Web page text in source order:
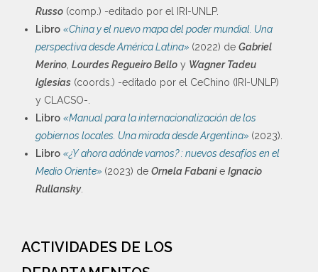
Russo (comp.) -editado por el IRI-UNLP.
Libro «China y el nuevo mapa del poder mundial. Una
perspectiva desde América Latina» (2022) de Gabriel
Merino Lourdes Regueiro Bello y Wagner Tadeu
Iglesias (coords.) -editado por el CeChino (IRI-UNLP)
y CLACSO-.
Libro «Manual para la internacionalización de los
gobiernos locales. Una mirada desde Argentina» (2023).
Libro «¿Y ahora adónde vamos? : nuevos desafíos en el
Medio Oriente» (2023) de Ornela Fabanie Ignacio
Rullansky.
ACTIVIDADES DE LOS